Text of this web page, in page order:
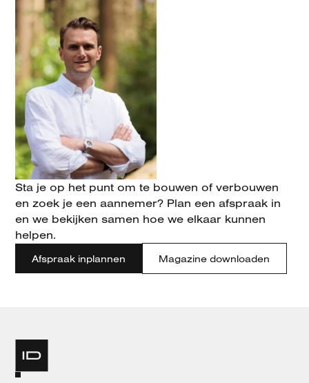
Sta je op het punt om te bouwen of verbouwen
en zoek je een aannemer? Plan een afspraak in
en we bekijken samen hoe we elkaar kunnen
helpen.
Afspraak inplannen Magazine downloaden